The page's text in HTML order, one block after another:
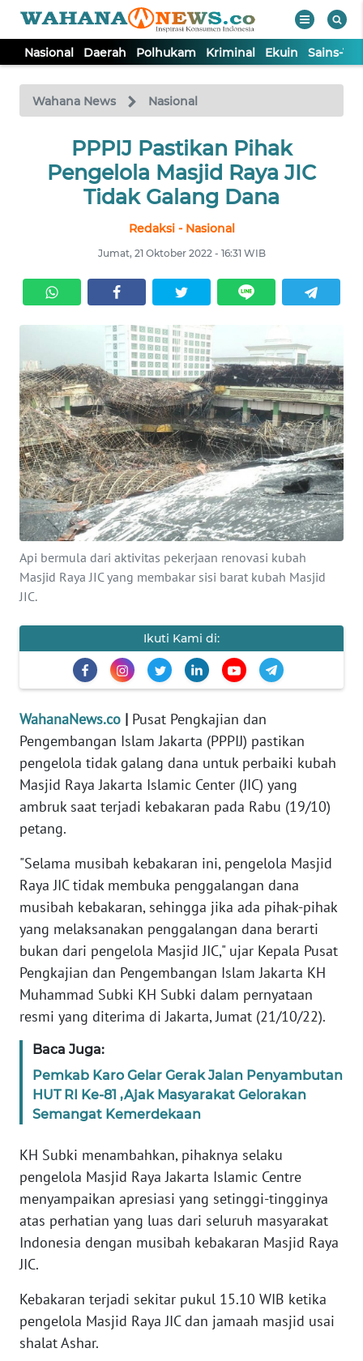
Nasional Daerah Polhukam Kriminal Ekuin Sains-
Wahana News Nasional
PPPIJ Pastikan Pihak
Pengelola Masjid Raya JIC
Tidak Galang Dana
Redaksi - Nasional
Jumat, 21 Oktober 2022 - 16:31 WIB
Api bermula dari aktivitas pekerjaan renovasi kubah
Masjid Raya JIC yang membakar sisi barat kubah Masjid
JIC.
Ikuti Kami di:
WahanaNews.co | Pusat Pengkajian dan
Pengembangan Islam Jakarta (PPPIJ) pastikan
pengelola tidak galang dana untuk perbaiki kubah
Masjid Raya Jakarta Islamic Center (JIC) yang
ambruk saat terjadi kebakaran pada Rabu (19/10)
petang.
"Selama musibah kebakaran ini, pengelola Masjid
Raya JIC tidak membuka penggalangan dana
musibah kebakaran, sehingga jika ada pihak-pihak
yang melaksanakan penggalangan dana berarti
bukan dari pengelola Masjid JIC," ujar Kepala Pusat
Pengkajian dan Pengembangan Islam Jakarta KH
Muhammad Subki KH Subki dalam pernyataan
resmi yang diterima di Jakarta, Jumat (21/10/22).
Baca Juga:
Pemkab Karo Gelar Gerak Jalan Penyambutan
HUT RI Ke-81 ,Ajak Masyarakat Gelorakan
Semangat Kemerdekaan
KH Subki menambahkan, pihaknya selaku
pengelola Masjid Raya Jakarta Islamic Centre
menyampaikan apresiasi yang setinggi-tingginya
atas perhatian yang luas dari seluruh masyarakat
Indonesia dengan musibah kebakaran Masjid Raya
JIC.
Kebakaran terjadi sekitar pukul 15.10 WIB ketika
pengelola Masjid Raya JIC dan jamaah masjid usai
shalat Ashar.
TV
Tutup
NASIONAL
KRIMINAL
EKUIN
SAINS-TEKNO
KESEHATAN
INTERNASIONAL
SERBA-SERBI
PENDIDIKAN
OLAHRAGA
EDITORIAL
Informasi
INDEKS
BERITA
KONTAK
INFO
IKLAN
TENTANG
KAMI
MEDIA
SIBER
REDAKSI
DISCLAIMER
News
Regional
SUMUT
WN